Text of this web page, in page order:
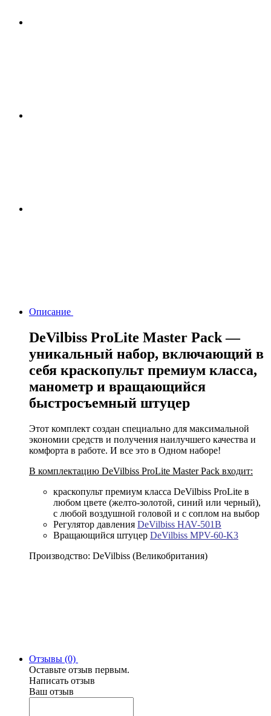
Описание
DeVilbiss ProLite Master Pack —
уникальный набор, включающий в
себя краскопульт премиум класса,
манометр и вращающийся
быстросъемный штуцер
Этот комплект создан специально для максимальной
экономии средств и получения наилучшего качества и
комфорта в работе. И все это в Одном наборе!
В комплектацию DeVilbiss ProLite Master Pack входит:
краскопульт премиум класса DeVilbiss ProLite в
любом цвете (желто-золотой, синий или черный),
с любой воздушной головой и с соплом на выбор
Регулятор давления DeVilbiss HAV-501B
Вращающийся штуцер DeVilbiss MPV-60-K3
Производство: DeVilbiss (Великобритания)
Отзывы (0)
Оставьте отзыв первым.
Написать отзыв
Ваш отзыв